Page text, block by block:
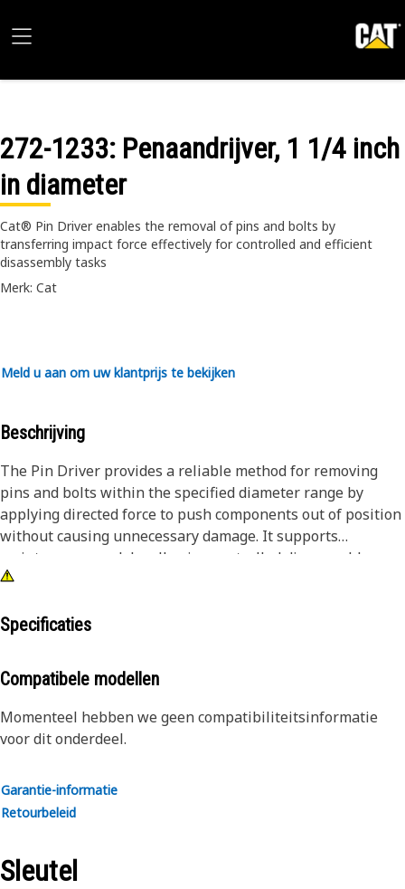
272-1233: Penaandrijver, 1 1/4 inch
in diameter
Cat® Pin Driver enables the removal of pins and bolts by
transferring impact force effectively for controlled and efficient
disassembly tasks
Merk: Cat
Meld u aan om uw klantprijs te bekijken
Beschrijving
The Pin Driver provides a reliable method for removing
pins and bolts within the specified diameter range by
applying directed force to push components out of position
without causing unnecessary damage. It supports
maintenance work by allowing controlled disassembly,
reducing the effort required to separate tightly fitted parts,
The tool helps maintain alignment during removal, lowers
components can be detached stably and predictably.
Attributes:
• Helps prevent damage to surrounding surfaces during
• Reduces the effort required to dislodge tightly fitted
components.
inch and up to 2 inch (50.8 mm) diameters.
Specificaties
Compatibele modellen
Momenteel hebben we geen compatibiliteitsinformatie
voor dit onderdeel.
Garantie-informatie
Retourbeleid
Sleutel